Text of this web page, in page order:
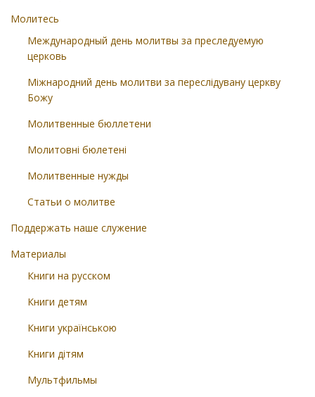
Молитесь
Международный день молитвы за преследуемую
церковь
Міжнародний день молитви за переслідувану церкву
Божу
Молитвенные бюллетени
Молитовні бюлетені
Молитвенные нужды
Статьи о молитве
Поддержать наше служение
Материалы
Книги на русском
Книги детям
Книги українською
Книги дітям
Мультфильмы